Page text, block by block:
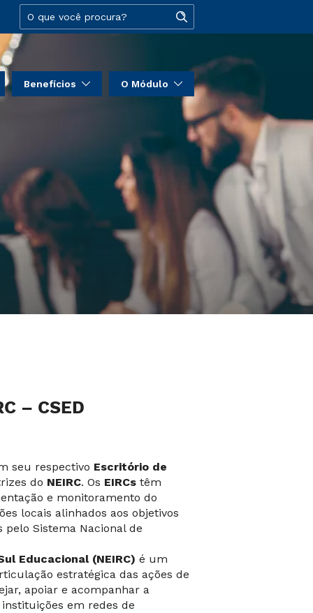
Benefícios O Módulo
– CSED
seu respectivo Escritório de
do NEIRC. Os EIRCs têm
e monitoramento do
locais alinhados aos objetivos
Sistema Nacional de
Educacional (NEIRC) é um
estratégica das ações de
apoiar e acompanhar a
em redes de